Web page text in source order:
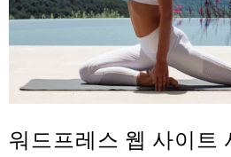
워드프레스 웹 사이트